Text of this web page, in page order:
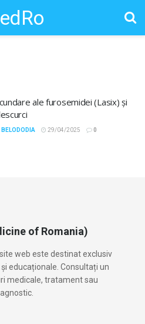
ale furosemidei (Lasix) și
BELODODIA 29/04/2025 0
of Romania)
web este destinat exclusiv
educaționale. Consultați un
medicale, tratament sau